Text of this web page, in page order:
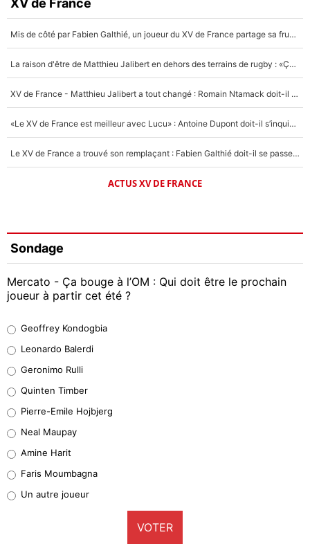
XV de France
Mis de côté par Fabien Galthié, un joueur du XV de France partage sa frustration : «ils ne me l’ont pas dit tout de suite»
La raison d'être de Matthieu Jalibert en dehors des terrains de rugby : «Ça m'atteint autant que si tu touches à un membre de ma famille»
XV de France - Matthieu Jalibert a tout changé : Romain Ntamack doit-il s’inquiéter pour sa place à un an de la Coupe du monde ?
«Le XV de France est meilleur avec Lucu» : Antoine Dupont doit-il s’inquiéter pour sa place ?
Le XV de France a trouvé son remplaçant : Fabien Galthié doit-il se passer d'Antoine Dupont ?
ACTUS XV DE FRANCE
Sondage
Mercato - Ça bouge à l’OM : Qui doit être le prochain
joueur à partir cet été ?
38%
32%
5%
1%
9%
Geoffrey Kondogbia
Leonardo Balerdi
Geronimo Rulli
Quinten Timber
Pierre-Emile Hojbjerg
Neal Maupay
Amine Harit
Faris Moumbagna
Un autre joueur
VOTER